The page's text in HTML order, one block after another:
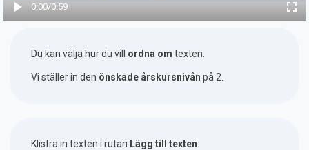
Förfluten tid
0:00/Totalt
0:59
Du kan välja hur du vill ordna om texten.
Vi ställer in den önskade årskursnivån på 2.
Klistra in texten i rutan Lägg till texten